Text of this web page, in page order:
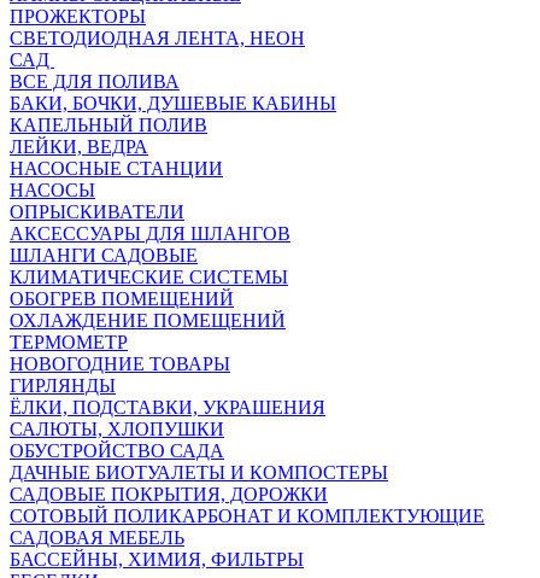
ПРОЖЕКТОРЫ
СВЕТОДИОДНАЯ ЛЕНТА, НЕОН
САД
ВСЕ ДЛЯ ПОЛИВА
БАКИ, БОЧКИ, ДУШЕВЫЕ КАБИНЫ
КАПЕЛЬНЫЙ ПОЛИВ
ЛЕЙКИ, ВЕДРА
НАСОСНЫЕ СТАНЦИИ
НАСОСЫ
ОПРЫСКИВАТЕЛИ
АКСЕССУАРЫ ДЛЯ ШЛАНГОВ
ШЛАНГИ САДОВЫЕ
КЛИМАТИЧЕСКИЕ СИСТЕМЫ
ОБОГРЕВ ПОМЕЩЕНИЙ
ОХЛАЖДЕНИЕ ПОМЕЩЕНИЙ
ТЕРМОМЕТР
НОВОГОДНИЕ ТОВАРЫ
ГИРЛЯНДЫ
ЁЛКИ, ПОДСТАВКИ, УКРАШЕНИЯ
САЛЮТЫ, ХЛОПУШКИ
ОБУСТРОЙСТВО САДА
ДАЧНЫЕ БИОТУАЛЕТЫ И КОМПОСТЕРЫ
САДОВЫЕ ПОКРЫТИЯ, ДОРОЖКИ
СОТОВЫЙ ПОЛИКАРБОНАТ И КОМПЛЕКТУЮЩИЕ
САДОВАЯ МЕБЕЛЬ
БАССЕЙНЫ, ХИМИЯ, ФИЛЬТРЫ